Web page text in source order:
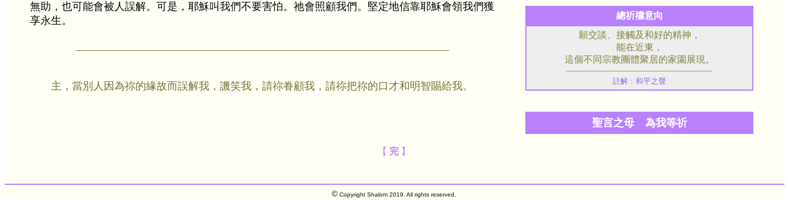
無助，也可能會被人誤解。可是，耶穌叫我們不要害怕。祂會照顧我們。堅定地信靠耶穌會領我們獲
享永生。
主，當別人因為祢的緣故而誤解我，譏笑我，請祢眷顧我，請祢把祢的口才和明智賜給我。
總祈禱意向
願交談、接觸及和好的精神，
能在近東，
這個不同宗教團體聚居的家園展現。
註解：和平之聲
聖言之母 為我等祈
【 完 】
© Copyright Shalom 2019. All rights reserved.